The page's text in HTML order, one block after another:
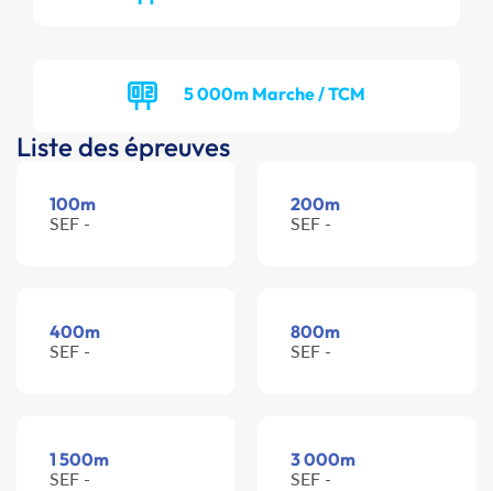
5 000m Marche / TCM
Liste des épreuves
100m
SEF -
200m
SEF -
400m
SEF -
800m
SEF -
1 500m
SEF -
3 000m
SEF -